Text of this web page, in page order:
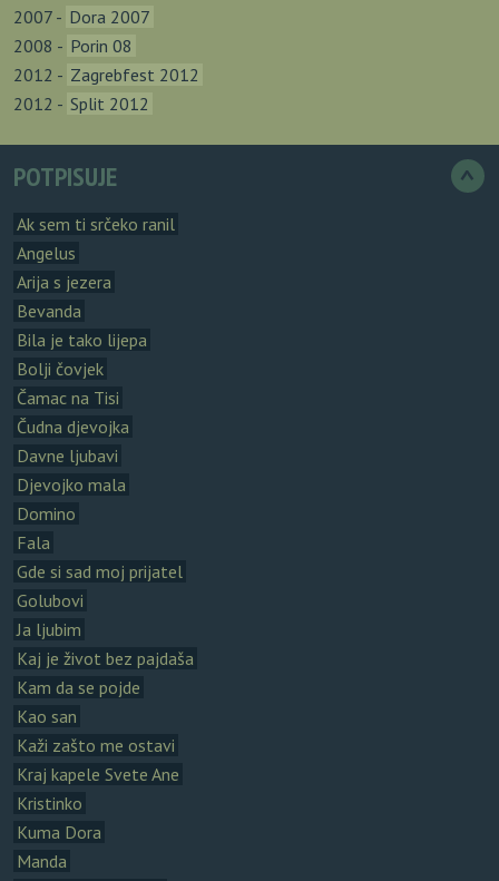
2007 - Dora 2007
2008 - Porin 08
2012 - Zagrebfest 2012
2012 - Split 2012
POTPISUJE >
Ak sem ti srčeko ranil
Angelus
Arija s jezera
Bevanda
Bila je tako lijepa
Bolji čovjek
Čamac na Tisi
Čudna djevojka
Davne ljubavi
Djevojko mala
Domino
Fala
Gde si sad moj prijatel
Golubovi
Ja ljubim
Kaj je život bez pajdaša
Kam da se pojde
Kao san
Kaži zašto me ostavi
Kraj kapele Svete Ane
Kristinko
Kuma Dora
Manda